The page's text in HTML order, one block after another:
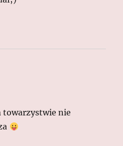
towarzystwie nie